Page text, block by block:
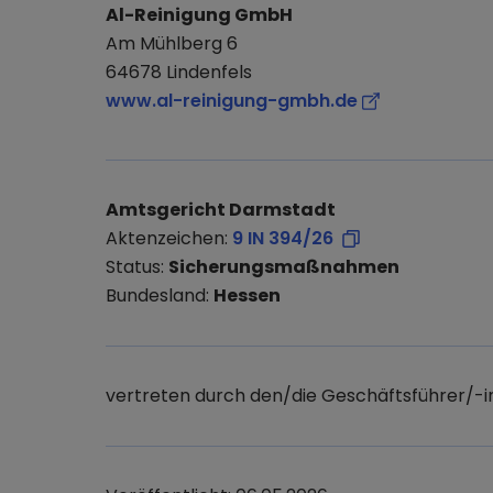
Al-Reinigung GmbH
Am Mühlberg 6
64678 Lindenfels
www.al-reinigung-gmbh.de
Amtsgericht Darmstadt
Aktenzeichen: 9 IN 394/26
Status: Sicherungsmaßnahmen
Bundesland: Hessen
vertreten durch den/die Geschäftsführer/-